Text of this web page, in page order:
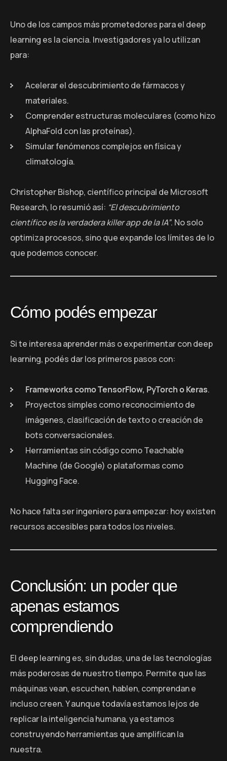
Uno de los campos más prometedores para el deep
learning es la ciencia. Investigadores ya lo utilizan
para:
Acelerar el descubrimiento de fármacos y
materiales.
Comprender estructuras moleculares (como hizo
AlphaFold con las proteínas).
Simular fenómenos complejos en física y
climatología.
Christopher Bishop, científico principal de Microsoft
Research, lo resumió así: “El descubrimiento
científico es la verdadera killer app de la IA”. No solo
optimiza procesos, sino que expande los límites de lo
que podemos conocer.
Cómo podés empezar
Si te interesa aprender más o experimentar con deep
learning, podés dar los primeros pasos con:
Frameworks como TensorFlow, PyTorch o Keras.
Proyectos simples como reconocimiento de
imágenes, clasificación de texto o creación de
bots conversacionales.
Herramientas sin código como Teachable
Machine (de Google) o plataformas como
Hugging Face.
No hace falta ser ingeniero para empezar: hoy existen
recursos accesibles para todos los niveles.
Conclusión: un poder que
apenas estamos
comprendiendo
El deep learning es, sin dudas, una de las tecnologías
más poderosas de nuestro tiempo. Permite que las
máquinas vean, escuchen, hablen, comprendan e
incluso creen. Y aunque todavía estamos lejos de
replicar la inteligencia humana, ya estamos
construyendo herramientas que amplifican la
nuestra.